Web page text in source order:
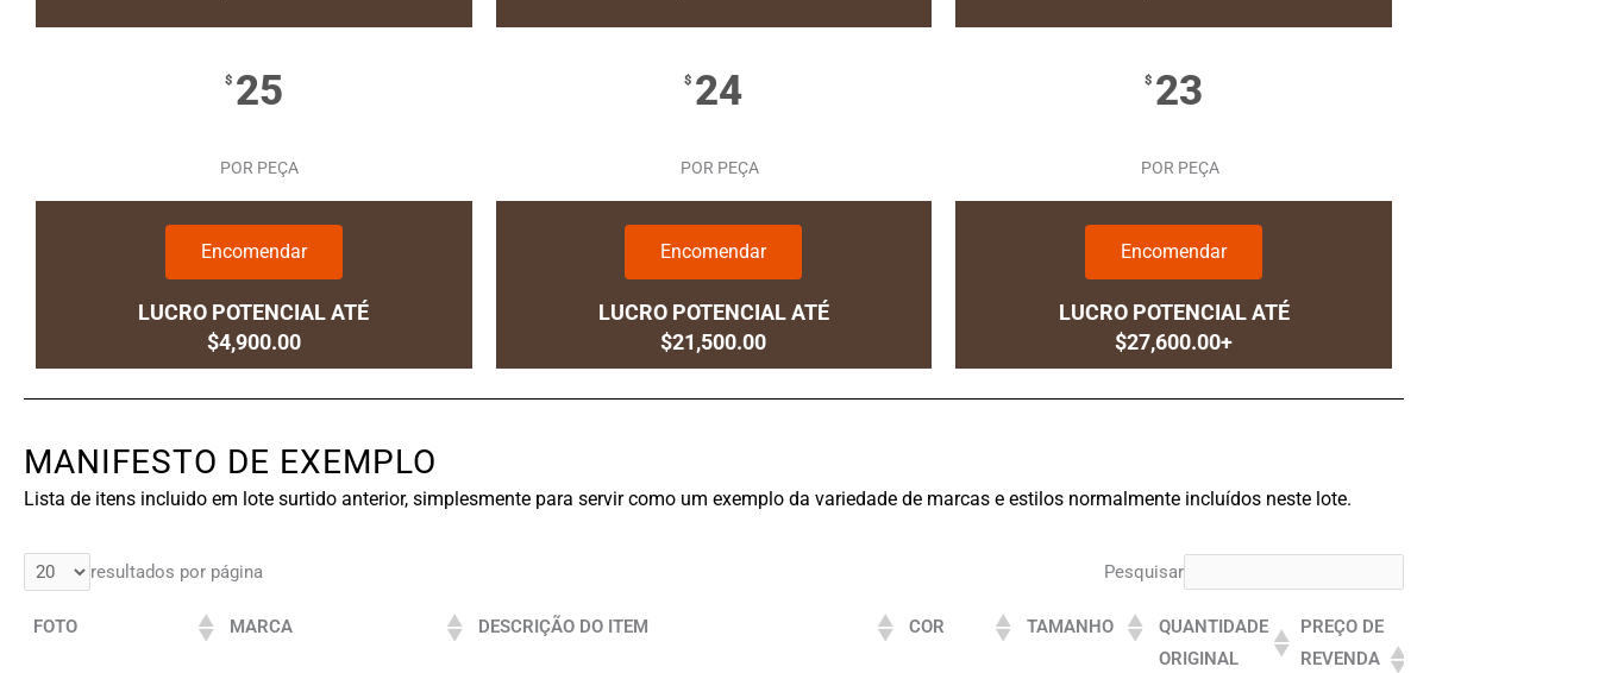
$ 25
POR PEÇA
Encomendar
LUCRO POTENCIAL ATÉ
$4,900.00
$ 24
POR PEÇA
Encomendar
LUCRO POTENCIAL ATÉ
$21,500.00
$ 23
POR PEÇA
Encomendar
LUCRO POTENCIAL ATÉ
$27,600.00+
MANIFESTO DE EXEMPLO
Lista de itens incluido em lote surtido anterior, simplesmente para servir como um exemplo da variedade de marcas e estilos normalmente incluídos neste lote.
resultados por página Pesquisar
FOTO MARCA DESCRIÇÃO DO ITEM COR TAMANHO
QUANTIDADE
ORIGINAL
PREÇO DE
REVENDA